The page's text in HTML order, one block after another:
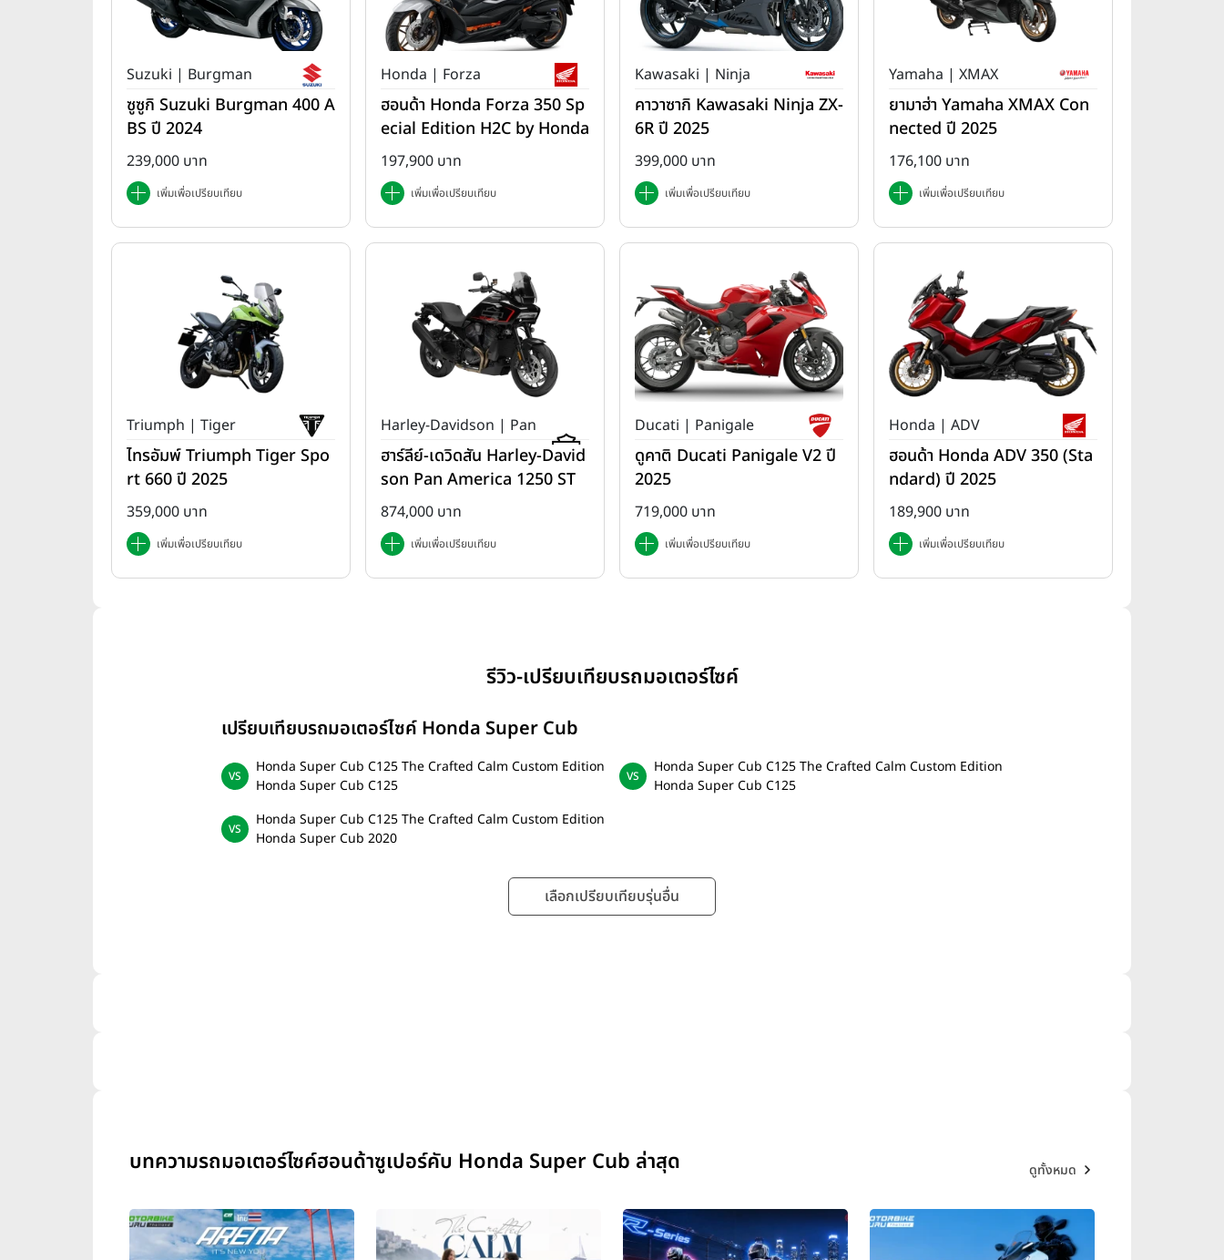
Suzuki | Burgman
ซูซูกิ Suzuki Burgman 400 A
BS ปี 2024
239,000 บาท
เพิ่มเพื่อเปรียบเทียบ
Honda | Forza
ฮอนด้า Honda Forza 350 Sp
ecial Edition H2C by Honda
ปี 2025
197,900 บาท
เพิ่มเพื่อเปรียบเทียบ
Kawasaki | Ninja
คาวาซากิ Kawasaki Ninja ZX-
6R ปี 2025
399,000 บาท
เพิ่มเพื่อเปรียบเทียบ
Yamaha | XMAX
ยามาฮ่า Yamaha XMAX Con
nected ปี 2025
176,100 บาท
เพิ่มเพื่อเปรียบเทียบ
Triumph | Tiger
ไทรอัมพ์ Triumph Tiger Spo
rt 660 ปี 2025
359,000 บาท
เพิ่มเพื่อเปรียบเทียบ
Harley-Davidson | Pan
America 1250
ฮาร์ลีย์-เดวิดสัน Harley-David
son Pan America 1250 ST
ปี 2025
874,000 บาท
เพิ่มเพื่อเปรียบเทียบ
Ducati | Panigale
ดูคาติ Ducati Panigale V2 ปี
2025
719,000 บาท
เพิ่มเพื่อเปรียบเทียบ
Honda | ADV
ฮอนด้า Honda ADV 350 (Sta
ndard) ปี 2025
189,900 บาท
เพิ่มเพื่อเปรียบเทียบ
รีวิว-เปรียบเทียบรถมอเตอร์ไซค์
เปรียบเทียบรถมอเตอร์ไซค์ Honda Super Cub
Honda Super Cub C125 The Crafted Calm Custom Edition
Honda Super Cub C125
Honda Super Cub C125 The Crafted Calm Custom Edition
Honda Super Cub C125
Honda Super Cub C125 The Crafted Calm Custom Edition
Honda Super Cub 2020
เลือกเปรียบเทียบรุ่นอื่น
บทความรถมอเตอร์ไซค์ฮอนด้าซูเปอร์คับ Honda Super Cub ล่าสุด ดูทั้งหมด